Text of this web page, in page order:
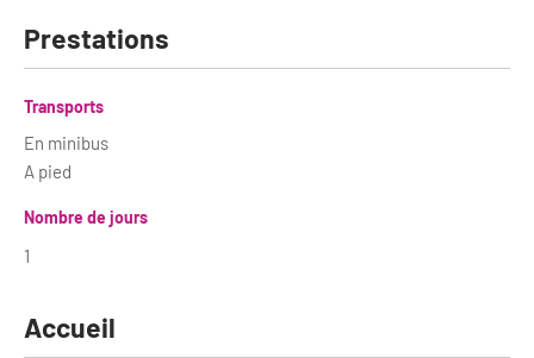
Prestations
Transports
En minibus
A pied
Nombre de jours
1
Accueil